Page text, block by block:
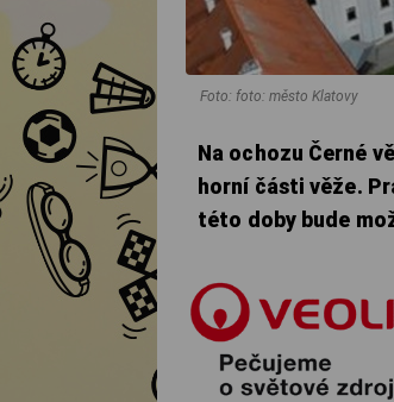
Foto: foto: město Klatovy
Na ochozu Černé
horní části věže.
této doby bude